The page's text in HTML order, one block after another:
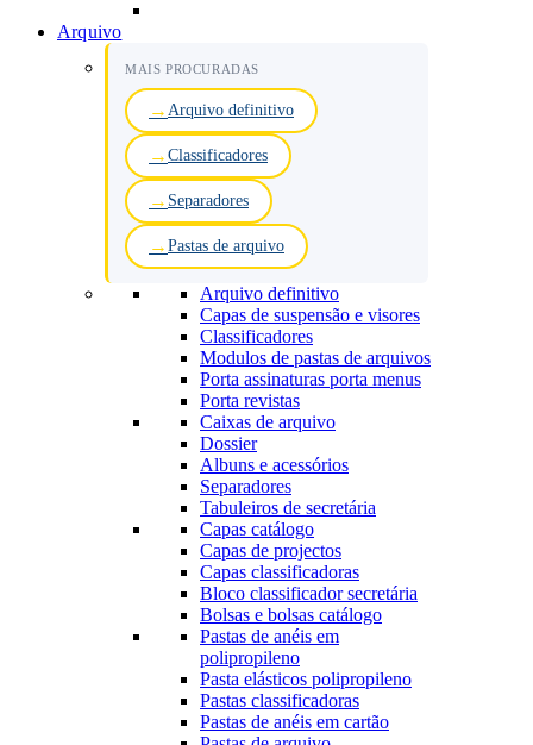
Arquivo
MAIS PROCURADAS
Arquivo definitivo
Classificadores
Separadores
Pastas de arquivo
Arquivo definitivo
Capas de suspensão e visores
Classificadores
Modulos de pastas de arquivos
Porta assinaturas porta menus
Porta revistas
Caixas de arquivo
Dossier
Albuns e acessórios
Separadores
Tabuleiros de secretária
Capas catálogo
Capas de projectos
Capas classificadoras
Bloco classificador secretária
Bolsas e bolsas catálogo
Pastas de anéis em
polipropileno
Pasta elásticos polipropileno
Pastas classificadoras
Pastas de anéis em cartão